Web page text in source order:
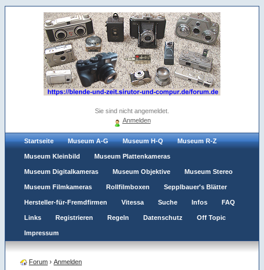
Sie sind nicht angemeldet.
Anmelden
Startseite Museum A-G Museum H-Q Museum R-Z
Museum Kleinbild Museum Plattenkameras
Museum Digitalkameras Museum Objektive Museum Stereo
Museum Filmkameras Rollfilmboxen Sepplbauer's Blätter
Hersteller-für-Fremdfirmen Vitessa Suche Infos FAQ
Links Registrieren Regeln Datenschutz Off Topic
Impressum
Forum › Anmelden